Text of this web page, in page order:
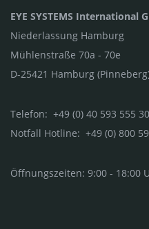
EYE SYSTEMS International
Niederlassung Hamburg
Mühlenstraße 70a - 70e
D-25421 Hamburg
Telefon: +49 (0) 40 593 555 30
Notfall Hotline: +49 (0) 800
Öffnungszeiten: 9:00 - 18:00